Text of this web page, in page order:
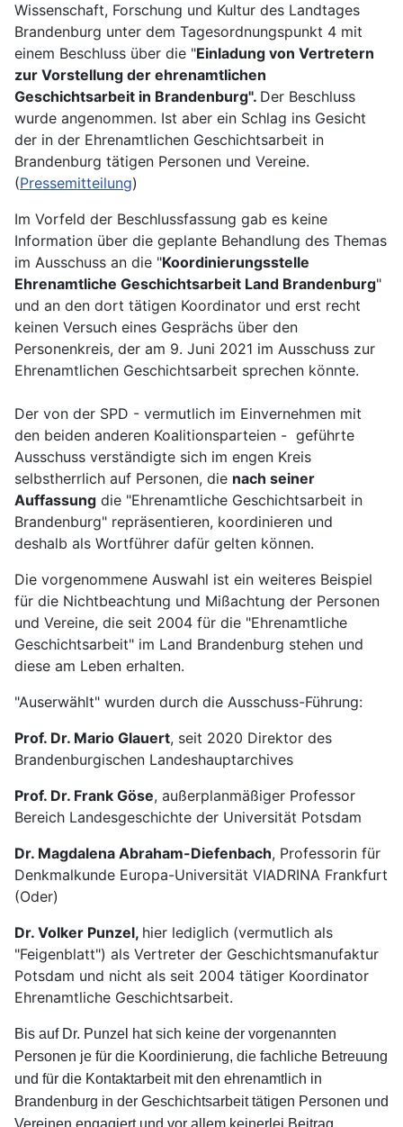
Wissenschaft, Forschung und Kultur des Landtages
Brandenburg unter dem Tagesordnungspunkt 4 mit
einem Beschluss über die "Einladung von Vertretern
zur Vorstellung der ehrenamtlichen
Geschichtsarbeit in Brandenburg". Der Beschluss
wurde angenommen. Ist aber ein Schlag ins Gesicht
der in der Ehrenamtlichen Geschichtsarbeit in
Brandenburg tätigen Personen und Vereine.
(Pressemitteilung)
Im Vorfeld der Beschlussfassung gab es keine
Information über die geplante Behandlung des Themas
im Ausschuss an die "Koordinierungsstelle
Ehrenamtliche Geschichtsarbeit Land Brandenburg"
und an den dort tätigen Koordinator und erst recht
keinen Versuch eines Gesprächs über den
Personenkreis, der am 9. Juni 2021 im Ausschuss zur
Ehrenamtlichen Geschichtsarbeit sprechen könnte.
Der von der SPD - vermutlich im Einvernehmen mit
den beiden anderen Koalitionsparteien - geführte
Ausschuss verständigte sich im engen Kreis
selbstherrlich auf Personen, die nach seiner
Auffassung die "Ehrenamtliche Geschichtsarbeit in
Brandenburg" repräsentieren, koordinieren und
deshalb als Wortführer dafür gelten können.
Die vorgenommene Auswahl ist ein weiteres Beispiel
für die Nichtbeachtung und Mißachtung der Personen
und Vereine, die seit 2004 für die "Ehrenamtliche
Geschichtsarbeit" im Land Brandenburg stehen und
diese am Leben erhalten.
"Auserwählt" wurden durch die Ausschuss-Führung:
Prof. Dr. Mario Glauert, seit 2020 Direktor des
Brandenburgischen Landeshauptarchives
Prof. Dr. Frank Göse, außerplanmäßiger Professor
Bereich Landesgeschichte der Universität Potsdam
Dr. Magdalena Abraham-Diefenbach, Professorin für
Denkmalkunde Europa-Universität VIADRINA Frankfurt
(Oder)
Dr. Volker Punzel, hier lediglich (vermutlich als
"Feigenblatt") als Vertreter der Geschichtsmanufaktur
Potsdam und nicht als seit 2004 tätiger Koordinator
Ehrenamtliche Geschichtsarbeit.
Bis auf Dr. Punzel hat sich keine der vorgenannten
Personen je für die Koordinierung, die fachliche Betreuung
und für die Kontaktarbeit mit den ehrenamtlich in
Brandenburg in der Geschichtsarbeit tätigen Personen und
Vereinen engagiert und vor allem keinerlei Beitrag